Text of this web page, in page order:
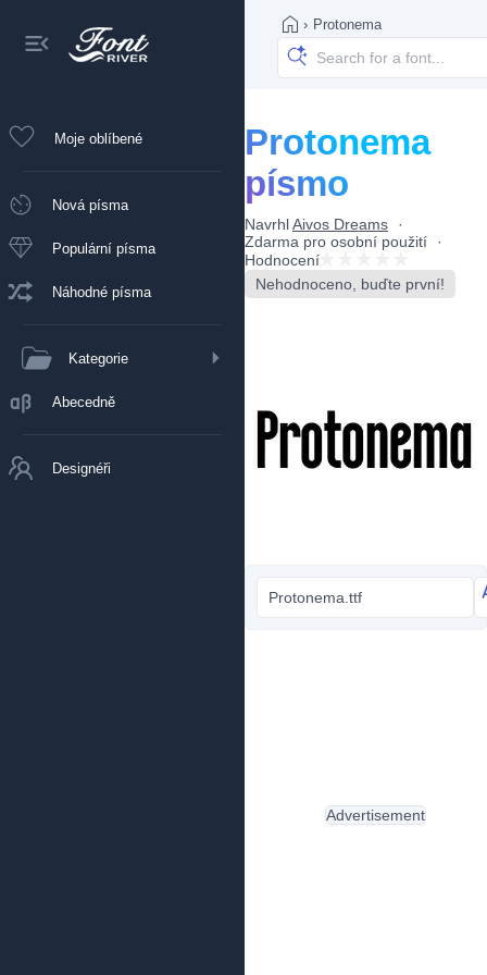
Moje oblíbené
Nová písma
Populární písma
Náhodné písma
Kategorie
Abecedně
Designéři
› Protonema
Protonema
písmo
NavrhlAivos Dreams
Zdarma pro osobní použití
Hodnocení
Nehodnoceno, buďte první!
Protonema.ttf
Advertisement